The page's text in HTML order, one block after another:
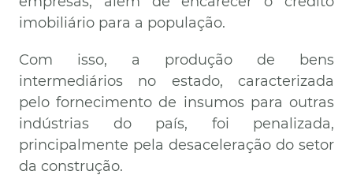
imobiliário para a população.
Com isso, a produção de bens
intermediários no estado, caracterizada
pelo fornecimento de insumos para outras
indústrias do país, foi penalizada,
principalmente pela desaceleração do setor
da construção.